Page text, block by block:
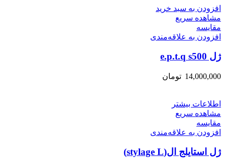
افزودن به سبد خرید
مشاهده سریع
مقایسه
افزودن به علاقه‌مندی
ژل e.p.t.q s500
14,000,000 تومان
اطلاعات بیشتر
مشاهده سریع
مقایسه
افزودن به علاقه‌مندی
ژل استایلج ال(stylage L)